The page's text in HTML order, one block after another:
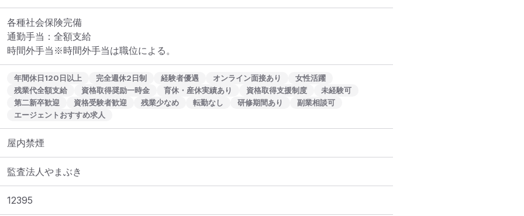
各種社会保険完備
通勤手当：全額支給
時間外手当※時間外手当は職位による。
年間休日120日以上 完全週休2日制 経験者優遇 オンライン面接あり
女性活躍
残業代全額支給
資格取得奨励一時金 育休・産休実績あり 資格取得支援制度
未経験可
第二新卒歓迎
資格受験者歓迎 残業少なめ 転勤なし 研修期間あり
副業相談可
エージェントおすすめ求人
屋内禁煙
監査法人やまぶき
12395